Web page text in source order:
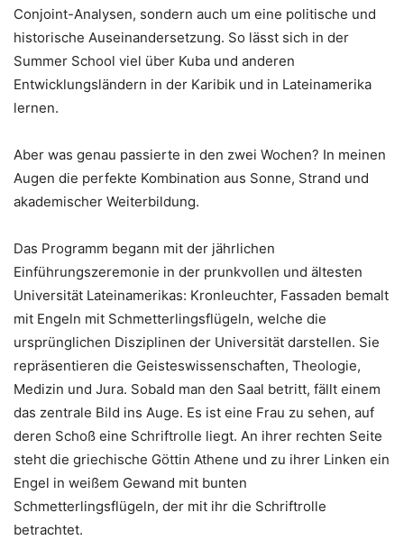
Conjoint-Analysen, sondern auch um eine politische und
historische Auseinandersetzung. So lässt sich in der
Summer School viel über Kuba und anderen
Entwicklungsländern in der Karibik und in Lateinamerika
lernen.
Aber was genau passierte in den zwei Wochen? In meinen
Augen die perfekte Kombination aus Sonne, Strand und
akademischer Weiterbildung.
Das Programm begann mit der jährlichen
Einführungszeremonie in der prunkvollen und ältesten
Universität Lateinamerikas: Kronleuchter, Fassaden bemalt
mit Engeln mit Schmetterlingsflügeln, welche die
ursprünglichen Disziplinen der Universität darstellen. Sie
repräsentieren die Geisteswissenschaften, Theologie,
Medizin und Jura. Sobald man den Saal betritt, fällt einem
das zentrale Bild ins Auge. Es ist eine Frau zu sehen, auf
deren Schoß eine Schriftrolle liegt. An ihrer rechten Seite
steht die griechische Göttin Athene und zu ihrer Linken ein
Engel in weißem Gewand mit bunten
Schmetterlingsflügeln, der mit ihr die Schriftrolle
betrachtet.